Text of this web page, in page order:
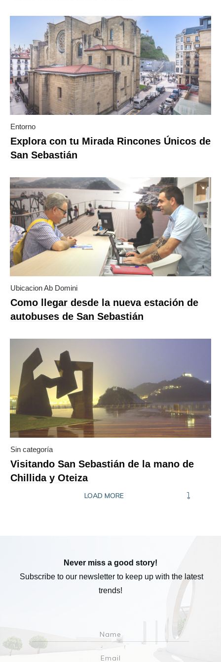
Entorno
Explora con tu Mirada Rincones Únicos de
San Sebastián
Ubicacion Ab Domini
Como llegar desde la nueva estación de
autobuses de San Sebastián
Sin categoría
Visitando San Sebastián de la mano de
Chillida y Oteiza
LOAD MORE
Never miss a good story!
Subscribe to our newsletter to keep up with the latest
trends!